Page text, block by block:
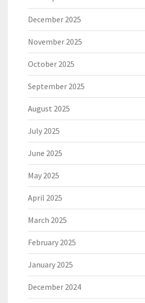
December 2025
November 2025
October 2025
September 2025
August 2025
July 2025
June 2025
May 2025
April 2025
March 2025
February 2025
January 2025
December 2024